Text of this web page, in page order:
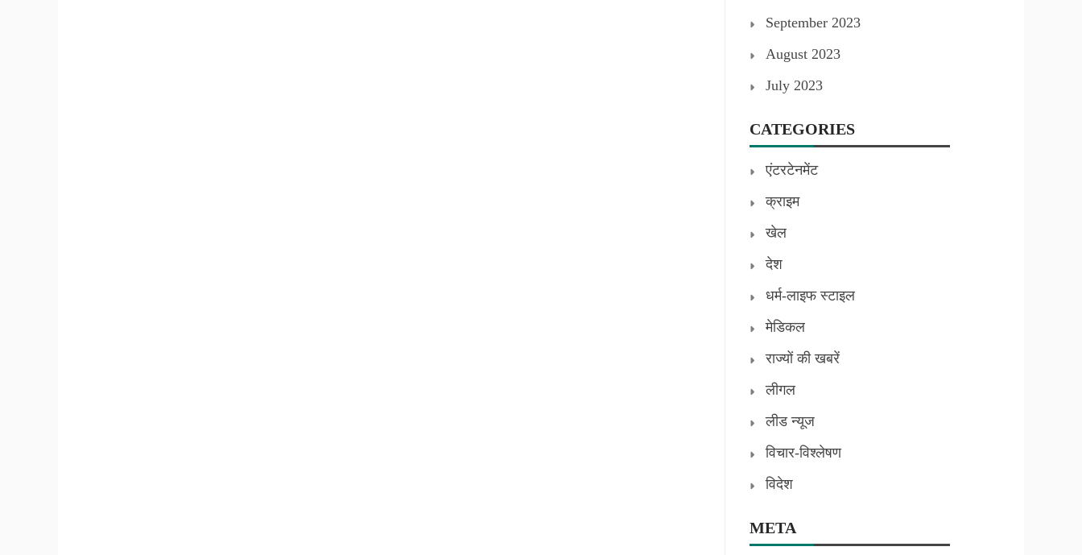
September 2023
August 2023
July 2023
CATEGORIES
एंटरटेनमेंट
क्राइम
खेल
देश
धर्म-लाइफ स्टाइल
मेडिकल
राज्यों की खबरें
लीगल
लीड न्यूज
विचार-विश्लेषण
विदेश
META